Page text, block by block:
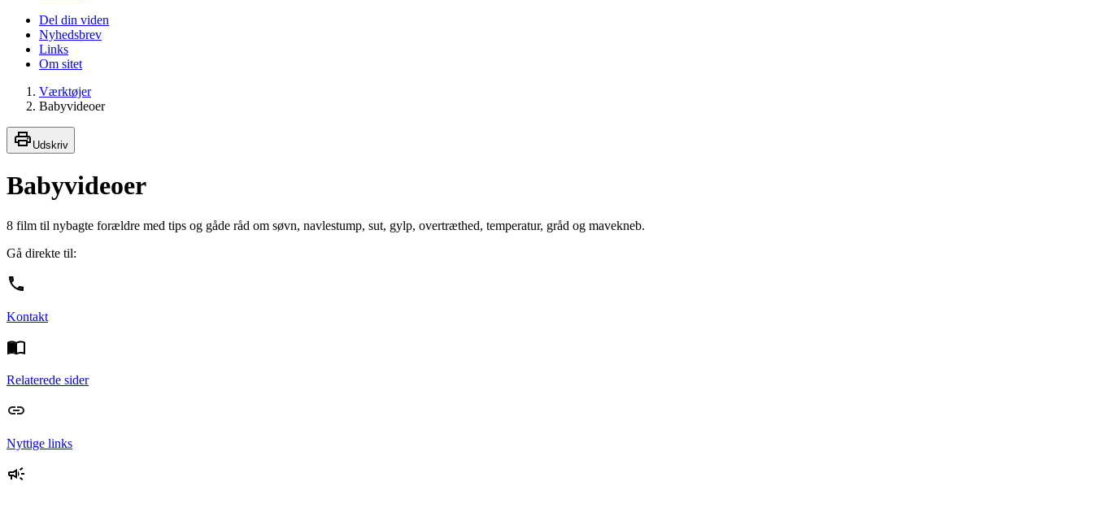
Del din viden
Nyhedsbrev
Links
Om sitet
Værktøjer
Babyvideoer
Udskriv
Babyvideoer
8 film til nybagte forældre med tips og gåde råd om søvn, navlestump, sut, gylp, overtræthed, temperatur, gråd og mavekneb.
Gå direkte til:
Kontakt
Relaterede sider
Nyttige links